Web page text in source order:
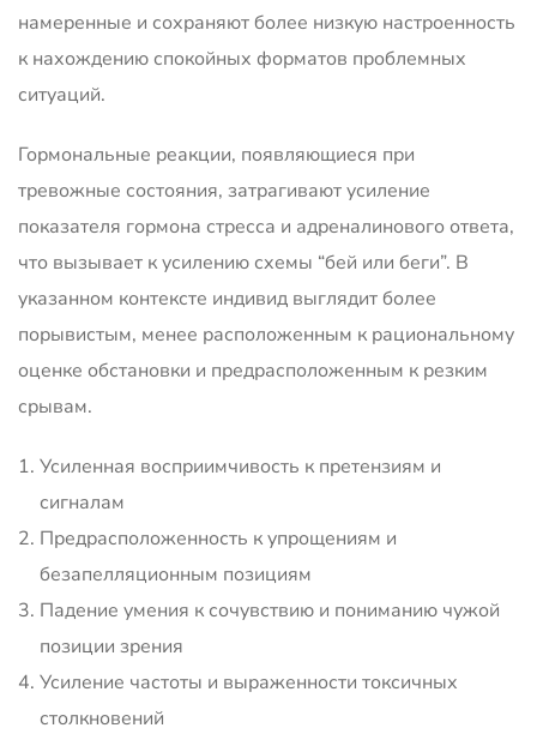
намеренные и сохраняют более низкую настроенность
к нахождению спокойных форматов проблемных
ситуаций.
Гормональные реакции, появляющиеся при
тревожные состояния, затрагивают усиление
показателя гормона стресса и адреналинового ответа,
что вызывает к усилению схемы “бей или беги”. В
указанном контексте индивид выглядит более
порывистым, менее расположенным к рациональному
оценке обстановки и предрасположенным к резким
срывам.
Усиленная восприимчивость к претензиям и
сигналам
Предрасположенность к упрощениям и
безапелляционным позициям
Падение умения к сочувствию и пониманию чужой
позиции зрения
Усиление частоты и выраженности токсичных
столкновений